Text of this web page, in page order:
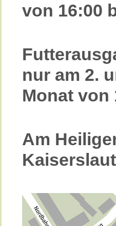
von 16:00
nur am 2.
Monat von
Am